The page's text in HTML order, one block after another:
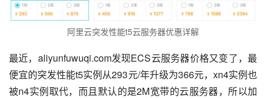
阿里云突发性能t5云服务器优惠详解
最近，aliyunfuwuqi.com发现ECS云服务器价格又变了，最
便宜的突发性能t5实例从293元/年升级为366元，xn4实例也
被n4实例取代，而且默认的是2M宽带的云服务器，所以加